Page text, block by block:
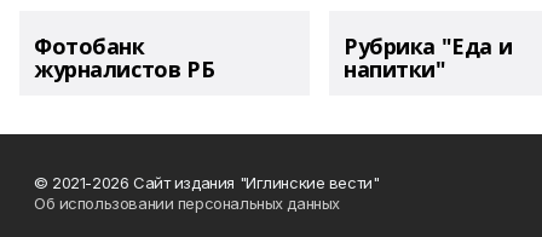
Фотобанк
журналистов РБ
Рубрика "Еда и
напитки"
© 2021-2026 Сайт издания "Иглинские вести"
Об использовании персональных данных